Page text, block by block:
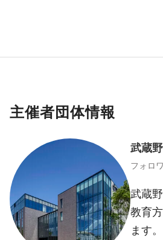
主催者団体情報
武蔵
フォロ
武蔵
教育
ます